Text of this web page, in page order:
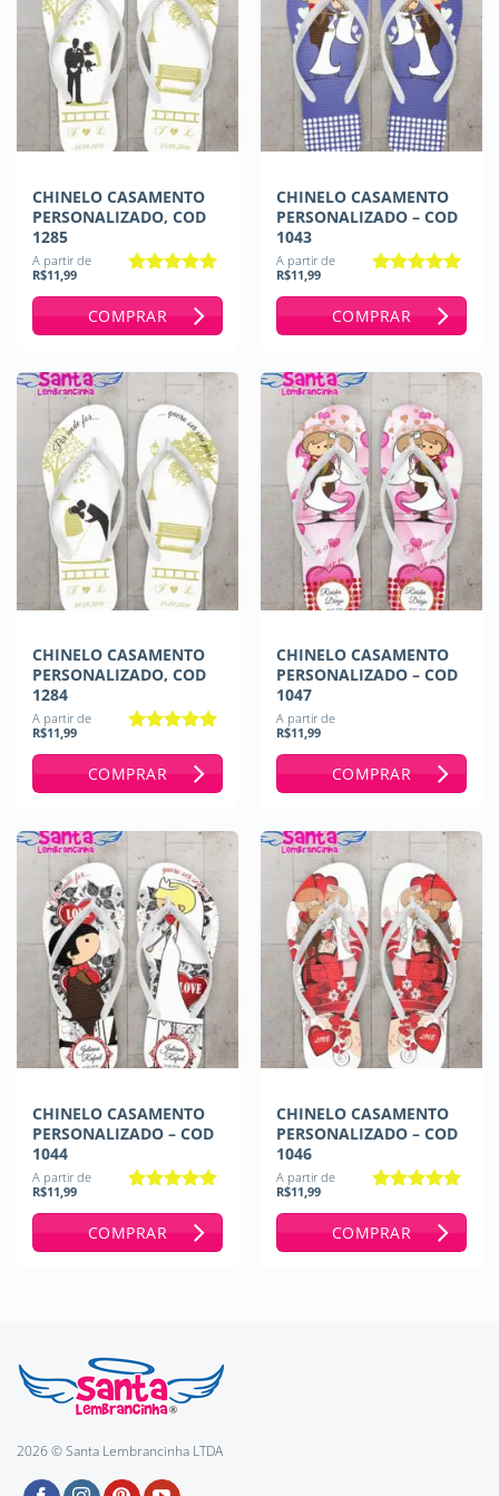
CHINELO CASAMENTO
PERSONALIZADO, COD
1285
A partir de
R$11,99
COMPRAR
CHINELO CASAMENTO
PERSONALIZADO – COD
1043
A partir de
R$11,99
COMPRAR
CHINELO CASAMENTO
PERSONALIZADO, COD
1284
A partir de
R$11,99
COMPRAR
CHINELO CASAMENTO
PERSONALIZADO – COD
1047
A partir de
R$11,99
COMPRAR
CHINELO CASAMENTO
PERSONALIZADO – COD
1044
A partir de
R$11,99
COMPRAR
CHINELO CASAMENTO
PERSONALIZADO – COD
1046
A partir de
R$11,99
COMPRAR
2026 © Santa Lembrancinha LTDA